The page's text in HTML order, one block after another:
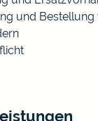
und Bestellung